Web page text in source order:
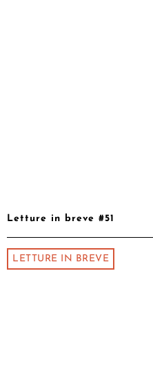
Letture in breve #51
LETTURE IN BREVE